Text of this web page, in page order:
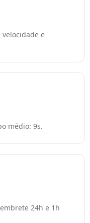
velocidade e
médio: 9s.
24h e 1h